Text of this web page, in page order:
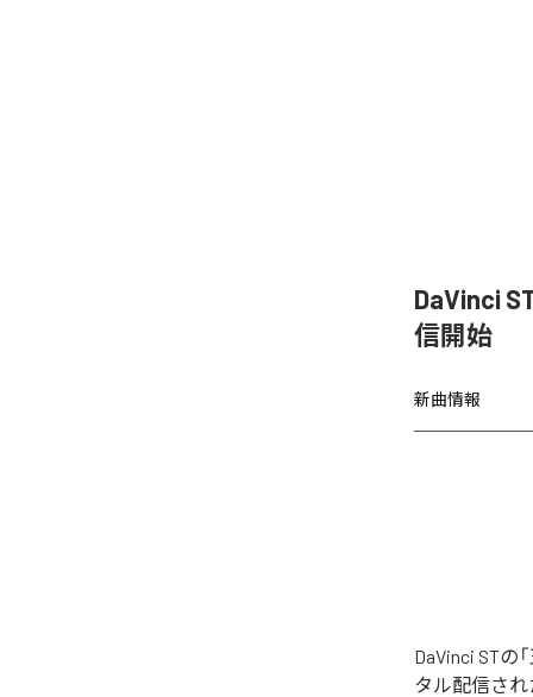
DaVinci
信開始
新曲情報
DaVinci STの
タル配信され